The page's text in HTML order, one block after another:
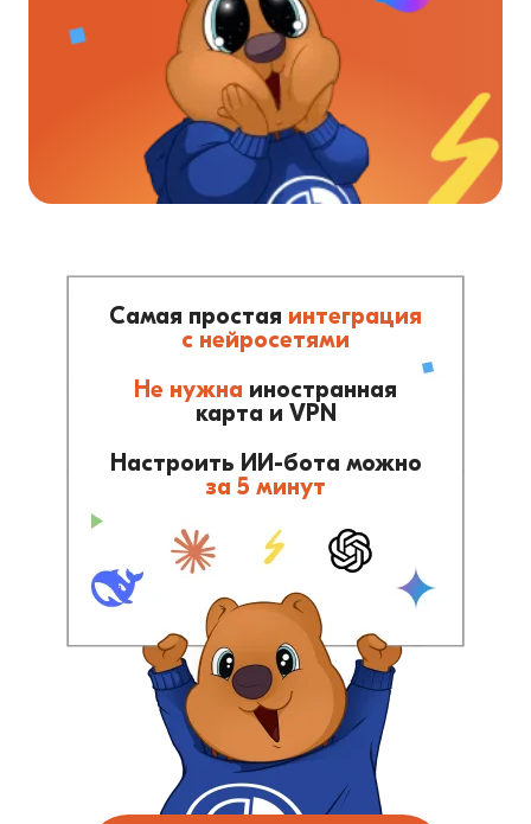
Самая простая интеграция
с нейросетями
Не нужна иностранная
карта и VPN
Настроить ИИ-бота можно
за 5 минут